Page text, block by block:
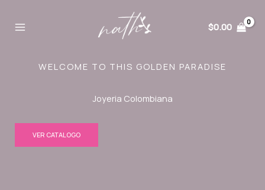
$0.00
WELCOME TO THIS GOLDEN PARADISE
Joyeria Colombiana
VER CATALOGO